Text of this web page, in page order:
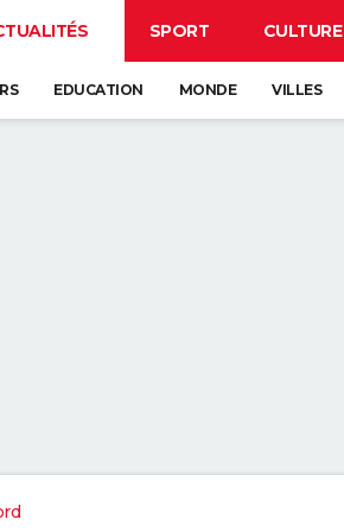
SPORT CULTURE
EDUCATION MONDE VILLES